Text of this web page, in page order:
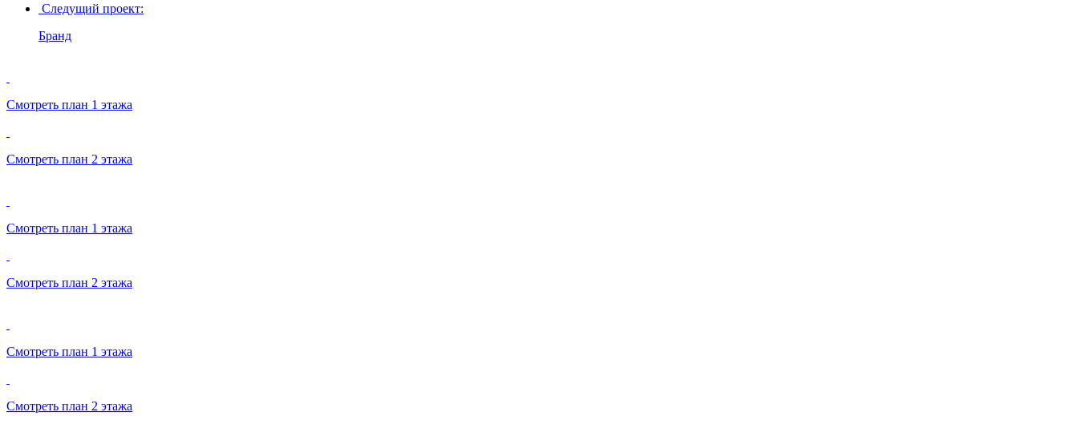
Следущий проект:
Бранд
Смотреть план 1 этажа
Смотреть план 2 этажа
Смотреть план 1 этажа
Смотреть план 2 этажа
Смотреть план 1 этажа
Смотреть план 2 этажа